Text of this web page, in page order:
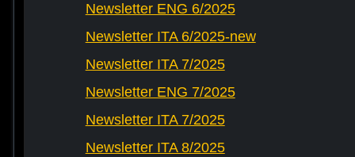
Newsletter ENG 6/2025
Newsletter ITA 6/2025-new
Newsletter ITA 7/2025
Newsletter ENG 7/2025
Newsletter ITA 7/2025
Newsletter ITA 8/2025